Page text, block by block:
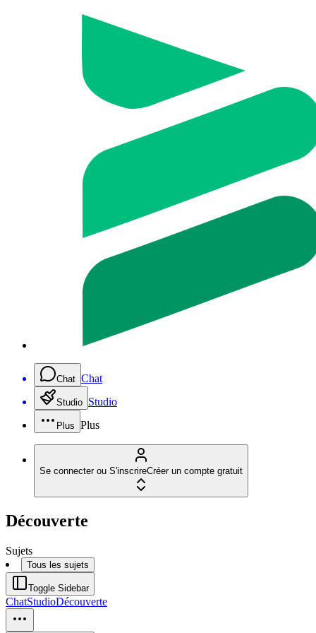
Chat Chat
Studio Studio
Plus Plus
Se connecter ou S'inscrireCréer un compte gratuit
Découverte
Sujets
Tous les sujets
Toggle Sidebar
ChatStudioDécouverte